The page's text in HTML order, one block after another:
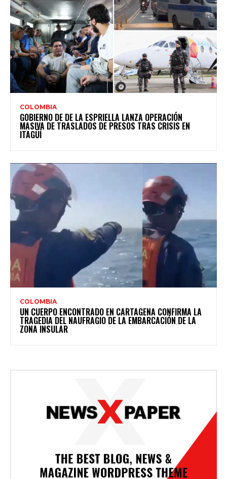
COLOMBIA
GOBIERNO DE DE LA ESPRIELLA LANZA OPERACIÓN
MASIVA DE TRASLADOS DE PRESOS TRAS CRISIS EN
ITAGÜÍ
COLOMBIA
UN CUERPO ENCONTRADO EN CARTAGENA CONFIRMA LA
TRAGEDIA DEL NAUFRAGIO DE LA EMBARCACIÓN DE LA
ZONA INSULAR